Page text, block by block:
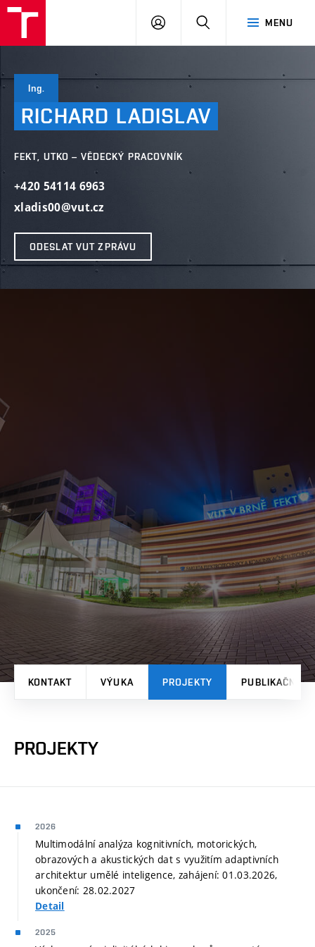
MENU
PŘIHLÁSIT
Ing.
RICHARD LADISLAV
FEKT, UTKO – VĚDECKÝ PRACOVNÍK
+420 54114 6963
xladis00@vut.cz
ODESLAT VUT ZPRÁVU
KONTAKT VÝUKA PROJEKTY PUBLIKAČNÍ
PROJEKTY
2026
Multimodální analýza kognitivních, motorických,
obrazových a akustických dat s využitím adaptivních
architektur umělé inteligence, zahájení: 01.03.2026,
ukončení: 28.02.2027
Detail
2025